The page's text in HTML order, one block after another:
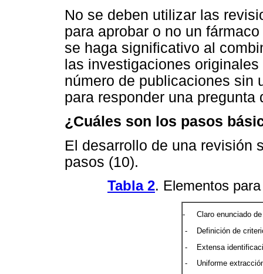
No se deben utilizar las
para aprobar o no un
se haga significativo al
las investigaciones
número de publicaciones sin
para responder una
¿Cuáles son los pasos
El desarrollo de una revisión
pasos (10).
Tabla 2. Elementos
- Claro enunciado de
- Definición de
- Extensa
- Uniforme